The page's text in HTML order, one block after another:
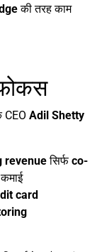
की तरह काम
CEO Adil Shetty
revenueसिर्फ co-
card